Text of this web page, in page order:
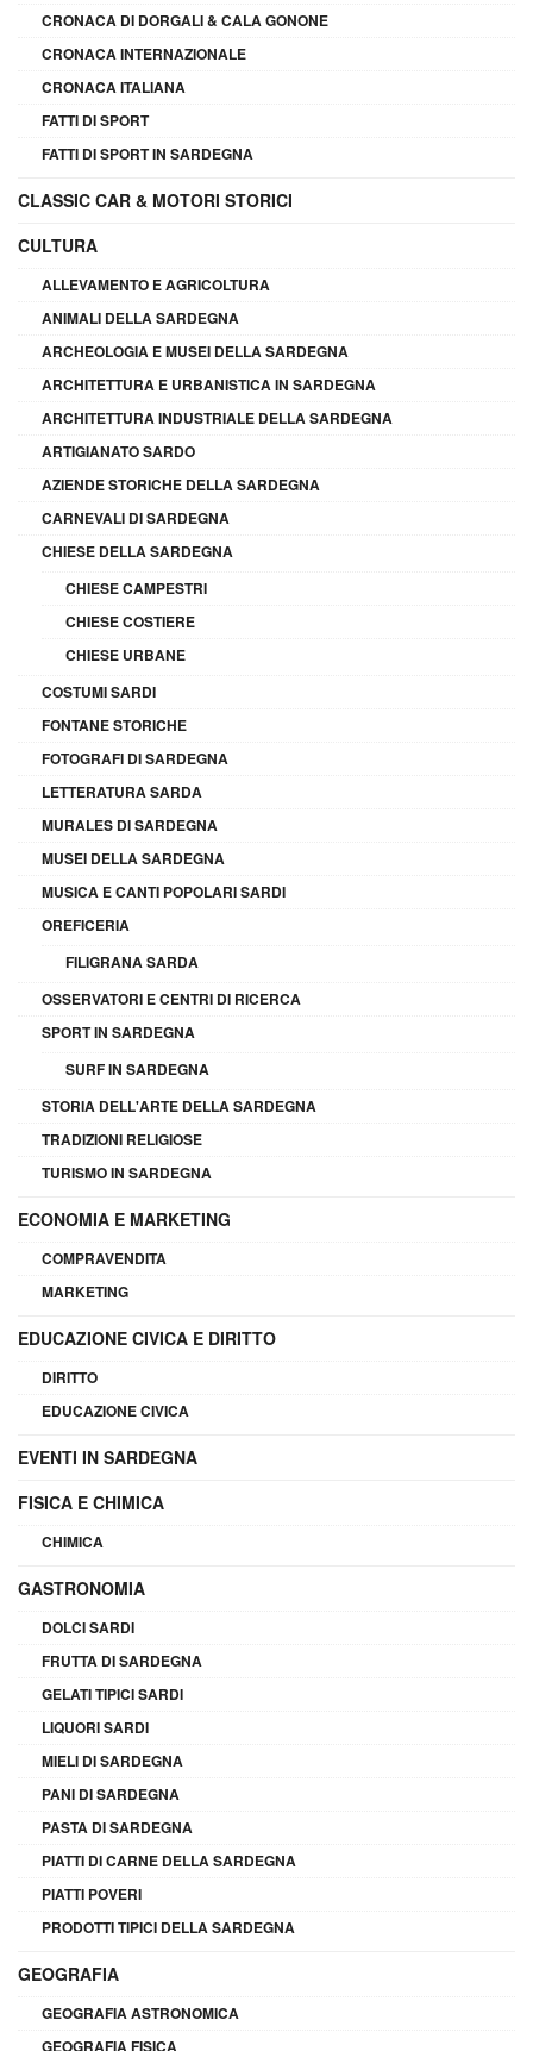
CRONACA DI DORGALI & CALA GONONE
CRONACA INTERNAZIONALE
CRONACA ITALIANA
FATTI DI SPORT
FATTI DI SPORT IN SARDEGNA
CLASSIC CAR & MOTORI STORICI
CULTURA
ALLEVAMENTO E AGRICOLTURA
ANIMALI DELLA SARDEGNA
ARCHEOLOGIA E MUSEI DELLA SARDEGNA
ARCHITETTURA E URBANISTICA IN SARDEGNA
ARCHITETTURA INDUSTRIALE DELLA SARDEGNA
ARTIGIANATO SARDO
AZIENDE STORICHE DELLA SARDEGNA
CARNEVALI DI SARDEGNA
CHIESE DELLA SARDEGNA
CHIESE CAMPESTRI
CHIESE COSTIERE
CHIESE URBANE
COSTUMI SARDI
FONTANE STORICHE
FOTOGRAFI DI SARDEGNA
LETTERATURA SARDA
MURALES DI SARDEGNA
MUSEI DELLA SARDEGNA
MUSICA E CANTI POPOLARI SARDI
OREFICERIA
FILIGRANA SARDA
OSSERVATORI E CENTRI DI RICERCA
SPORT IN SARDEGNA
SURF IN SARDEGNA
STORIA DELL'ARTE DELLA SARDEGNA
TRADIZIONI RELIGIOSE
TURISMO IN SARDEGNA
ECONOMIA E MARKETING
COMPRAVENDITA
MARKETING
EDUCAZIONE CIVICA E DIRITTO
DIRITTO
EDUCAZIONE CIVICA
EVENTI IN SARDEGNA
FISICA E CHIMICA
CHIMICA
GASTRONOMIA
DOLCI SARDI
FRUTTA DI SARDEGNA
GELATI TIPICI SARDI
LIQUORI SARDI
MIELI DI SARDEGNA
PANI DI SARDEGNA
PASTA DI SARDEGNA
PIATTI DI CARNE DELLA SARDEGNA
PIATTI POVERI
PRODOTTI TIPICI DELLA SARDEGNA
GEOGRAFIA
GEOGRAFIA ASTRONOMICA
GEOGRAFIA FISICA